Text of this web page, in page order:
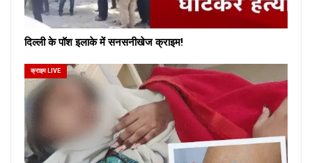
दिल्ली के पॉश इलाके में सनसनीखेज क्राइम!
क्राइम LIVE